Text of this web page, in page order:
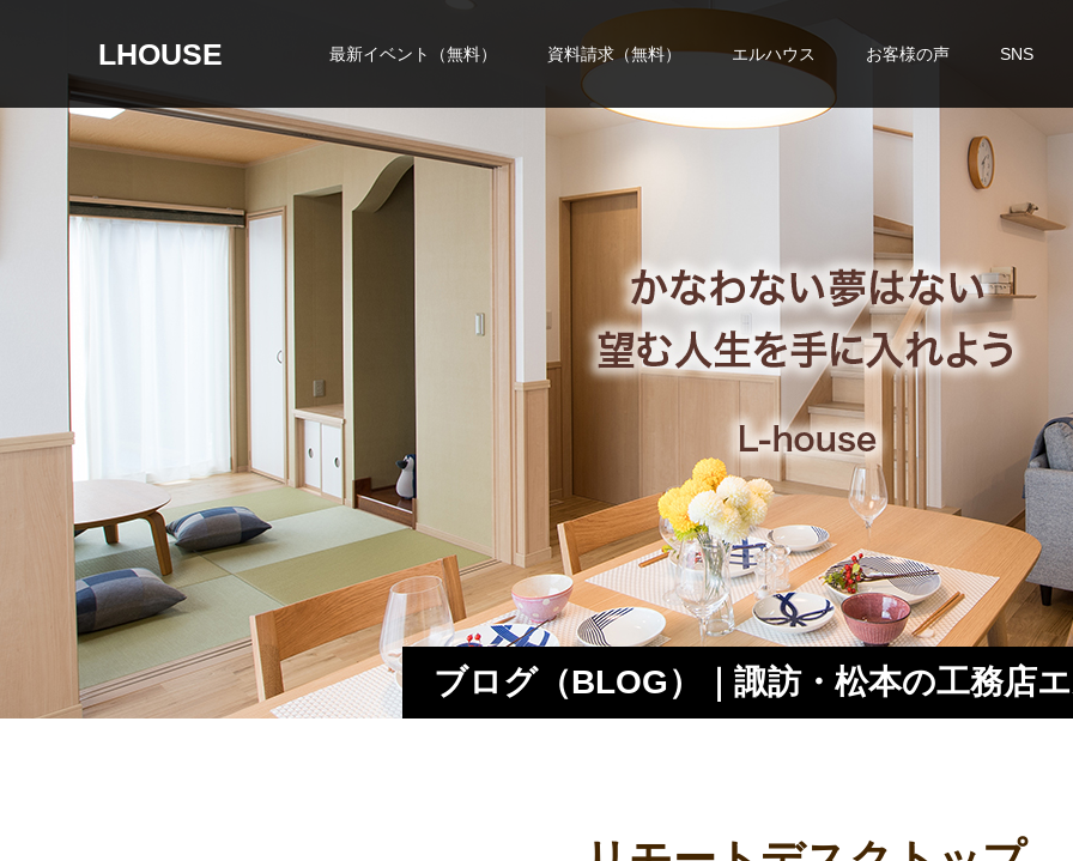
LHOUSE 最新イベント（無料） 資料請求（無料） エルハウス お客様の声 SNS
ブログ（BLOG）｜諏訪・松本の工務店